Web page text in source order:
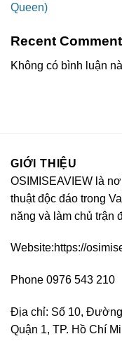
Queen)
Recent
Không có bình luận
GIỚI THIỆU
OSIMISEAVIEW là
thuật độc đáo trong
năng và làm chủ trận
Website:https://
Phone 0976 543 210
Địa chỉ: Số 10,
Quận 1, TP. Hồ Chí